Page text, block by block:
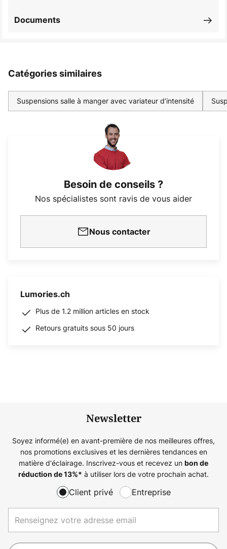
Documents
Catégories similaires
Suspensions salle à manger avec variateur d’intensité
Besoin de conseils ?
Nos spécialistes sont ravis de vous aider
Nous contacter
Lumories.ch
Plus de 1.2 million articles en stock
Retours gratuits sous 50 jours
Newsletter
Soyez informé(e) en avant-première de nos meilleures offres,
nos promotions exclusives et les dernières tendances en
matière d'éclairage. Inscrivez-vous et recevez un bon de
réduction de13%* à utiliser lors de votre prochain achat.
Client privé Entreprise